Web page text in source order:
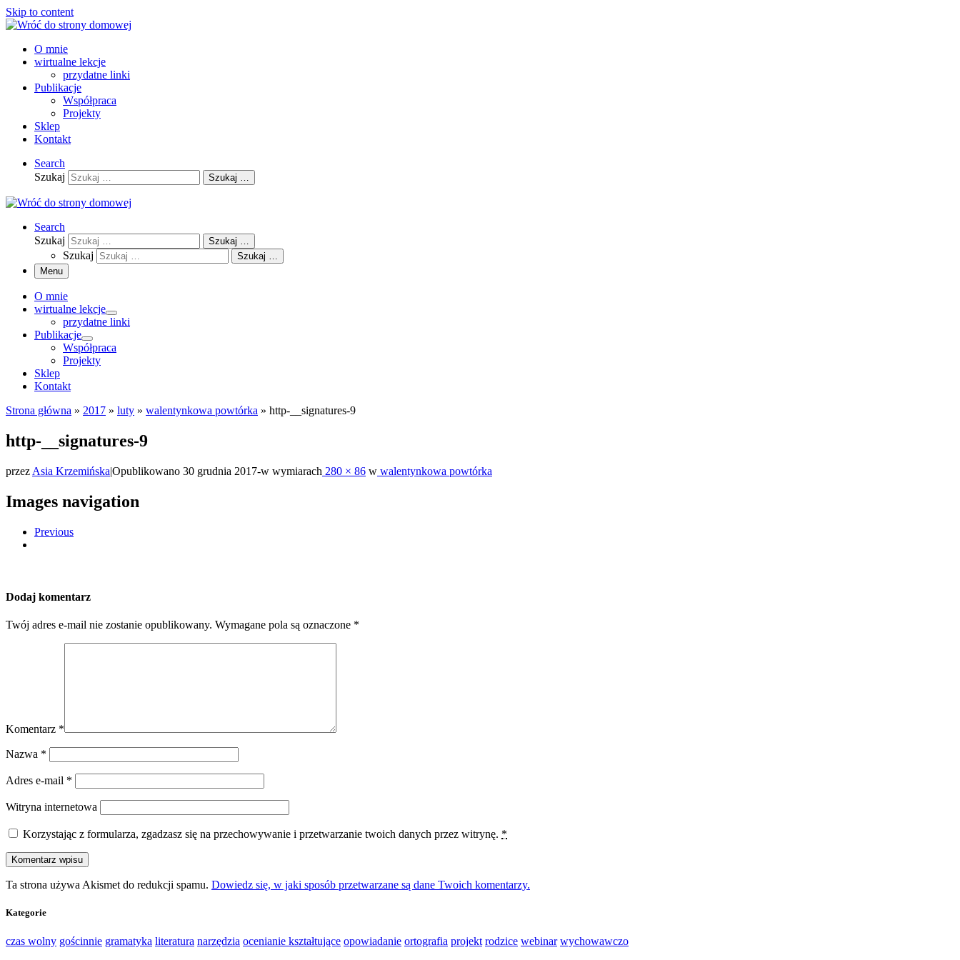
Skip to content
O mnie
wirtualne lekcje
przydatne linki
Publikacje
Współpraca
Projekty
Sklep
Kontakt
Search
Szukaj
Szukaj …
Search
Szukaj
Szukaj …
Szukaj
Szukaj …
Menu
O mnie
wirtualne lekcje
przydatne linki
Publikacje
Współpraca
Projekty
Sklep
Kontakt
Strona główna » 2017 » luty » walentynkowa powtórka » http-__signatures-9
http-__signatures-9
przez Asia Krzemińska|Opublikowano 30 grudnia 2017-w wymiarach 280 × 86 w walentynkowa powtórka
Images navigation
Previous
Dodaj komentarz
Twój adres e-mail nie zostanie opublikowany. Wymagane pola są oznaczone *
Komentarz *
Nazwa *
Adres e-mail *
Witryna internetowa
Korzystając z formularza, zgadzasz się na przechowywanie i przetwarzanie twoich danych przez witrynę. *
Ta strona używa Akismet do redukcji spamu. Dowiedz się, w jaki sposób przetwarzane są dane Twoich komentarzy.
Kategorie
czas wolny gościnnie gramatyka literatura narzędzia ocenianie kształtujące opowiadanie ortografia projekt rodzice webinar wychowawczo